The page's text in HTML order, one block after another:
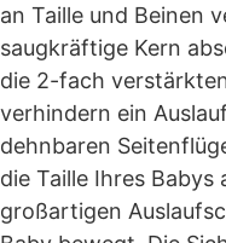
an Taille und Beinen
saugkräftige Kern
die 2-fach
verhindern ein
dehnbaren
die Taille Ihres Babys
großartigen